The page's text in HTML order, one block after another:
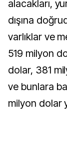
alacakları,
dışına
varlıklar ve
519 milyon
dolar, 381
ve bunlara
milyon dolar